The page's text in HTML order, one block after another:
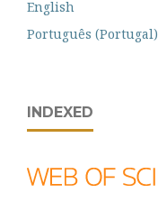
English
Português (Portugal)
INDEXED